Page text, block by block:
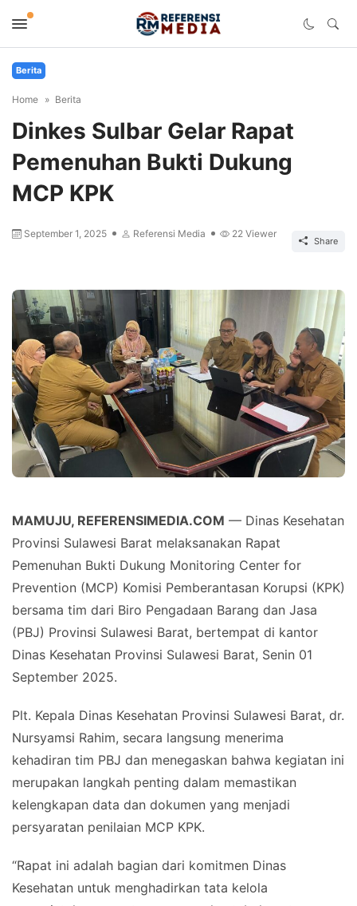
Berita
Home Berita
Dinkes Sulbar Gelar Rapat
Pemenuhan Bukti Dukung
MCP KPK
September 1, 2025 Referensi Media 22 Viewer
Share
MAMUJU, REFERENSIMEDIA.COM — Dinas Kesehatan
Provinsi Sulawesi Barat melaksanakan Rapat
Pemenuhan Bukti Dukung Monitoring Center for
Prevention (MCP) Komisi Pemberantasan Korupsi (KPK)
bersama tim dari Biro Pengadaan Barang dan Jasa
(PBJ) Provinsi Sulawesi Barat, bertempat di kantor
Dinas Kesehatan Provinsi Sulawesi Barat, Senin 01
September 2025.
Plt. Kepala Dinas Kesehatan Provinsi Sulawesi Barat, dr.
Nursyamsi Rahim, secara langsung menerima
kehadiran tim PBJ dan menegaskan bahwa kegiatan ini
merupakan langkah penting dalam memastikan
kelengkapan data dan dokumen yang menjadi
persyaratan penilaian MCP KPK.
“Rapat ini adalah bagian dari komitmen Dinas
Kesehatan untuk menghadirkan tata kelola